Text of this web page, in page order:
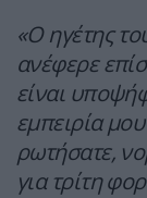
«Ο ηγέτης
ανέφερε
είναι
εμπειρία
ρωτήσατε,
για τρίτη